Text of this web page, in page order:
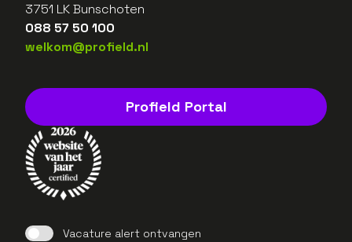
3751 LK Bunschoten
088 57 50 100
welkom@profield.nl
Profield Portal
Vacature alert ontvangen